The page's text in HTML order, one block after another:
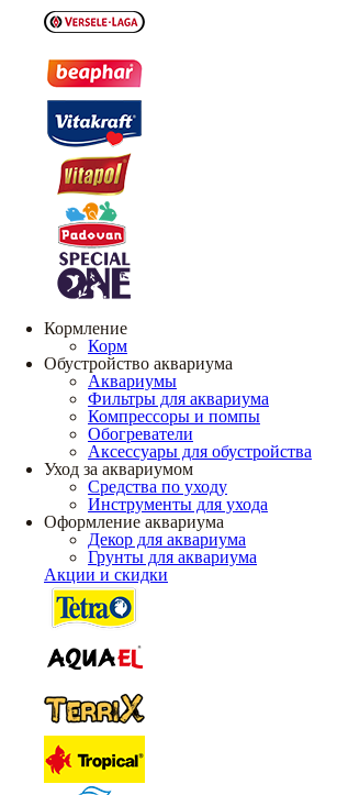
Кормление
Корм
Обустройство аквариума
Аквариумы
Фильтры для аквариума
Компрессоры и помпы
Обогреватели
Аксессуары для обустройства
Уход за аквариумом
Средства по уходу
Инструменты для ухода
Оформление аквариума
Декор для аквариума
Грунты для аквариума
Акции и скидки